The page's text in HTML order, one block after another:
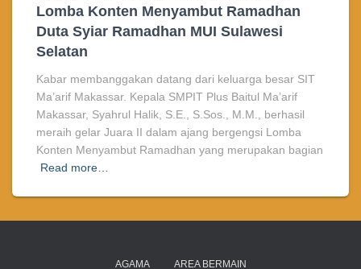
Lomba Konten Menyambut Ramadhan
Duta Syiar Ramadhan MUI Sulawesi
Selatan
Kabar membanggakan datang dari keluarga besar SIT
Ma’arif Makassar. Kepala SMPIT Plus Baitul Ma’arif
Makassar, Syahrul Halik, S.E., S.Sos., M.M., berhasil
meraih gelar Juara II dalam ajang bergengsi Lomba
Konten Menyambut Ramadhan yang merupakan bagian
Read more…
AGAMA AREA BERMAIN